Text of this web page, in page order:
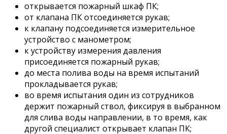
открывается пожарный шкаф ПК;
от клапана ПК отсоединяется рукав;
к клапану подсоединяется измерительное
устройство с манометром;
к устройству измерения давления
присоединяется пожарный рукав;
до места полива воды на время испытаний
прокладывается рукав;
во время испытания один из сотрудников
держит пожарный ствол, фиксируя в выбранном
для слива воды направлении, в то время, как
другой специалист открывает клапан ПК;